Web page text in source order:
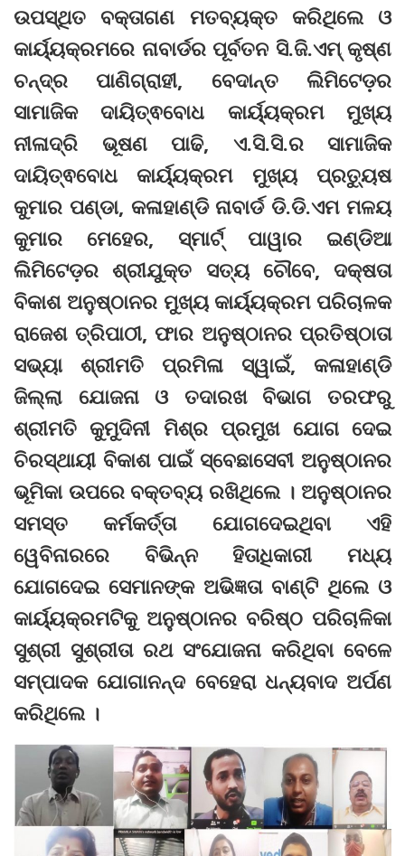
ଉପସ୍ଥିତ ବକ୍ତାଗଣ ମତବ୍ୟକ୍ତ କରିଥିଲେ ଓ
କାର୍ୟ୍ୟକ୍ରମରେ ନାବାର୍ଡର ପୂର୍ବତନ ସି.ଜି.ଏମ୍ କୃଷ୍ଣ
ଚନ୍ଦ୍ର ପାଣିଗ୍ରାହୀ, ବେଦାନ୍ତ ଲିମିଟେଡ଼ର
ସାମାଜିକ ଦାୟିତ୍ଵବୋଧ କାର୍ୟ୍ୟକ୍ରମ ମୁଖ୍ୟ
ନୀଳାଦ୍ରି ଭୂଷଣ ପାଢି, ଏ.ସି.ସି.ର ସାମାଜିକ
ଦାୟିତ୍ଵବୋଧ କାର୍ୟ୍ୟକ୍ରମ ମୁଖ୍ୟ ପ୍ରତ୍ୟୁଷ
କୁମାର ପଣ୍ଡା, କଳାହାଣ୍ଡି ନାବାର୍ଡ ଡି.ଡି.ଏମ ମଳୟ
କୁମାର ମେହେର, ସ୍ମାର୍ଟ୍ ପାୱାର ଇଣ୍ଡିଆ
ଲିମିଟେଡ଼ର ଶ୍ରୀଯୁକ୍ତ ସତ୍ୟ ଚୌବେ, ଦକ୍ଷତା
ବିକାଶ ଅନୁଷ୍ଠାନର ମୁଖ୍ୟ କାର୍ୟ୍ୟକ୍ରମ ପରିଚାଳକ
ରାଜେଶ ତ୍ରିପାଠୀ, ଫାର ଅନୁଷ୍ଠାନର ପ୍ରତିଷ୍ଠାତା
ସଭ୍ୟା ଶ୍ରୀମତି ପ୍ରମିଳା ସ୍ୱାଇଁ, କଳାହାଣ୍ଡି
ଜିଲ୍ଲା ଯୋଜନା ଓ ତଦାରଖ ବିଭାଗ ତରଫରୁ
ଶ୍ରୀମତି କୁମୁଦିନୀ ମିଶ୍ର ପ୍ରମୁଖ ଯୋଗ ଦେଇ
ଚିରସ୍ଥାୟୀ ବିକାଶ ପାଇଁ ସ୍ବେଛାସେବୀ ଅନୁଷ୍ଠାନର
ଭୂମିକା ଉପରେ ବକ୍ତବ୍ୟ ରଖିଥିଲେ । ଅନୁଷ୍ଠାନର
ସମସ୍ତ କର୍ମକର୍ତ୍ତା ଯୋଗଦେଇଥିବା ଏହି
ୱେବିନାରରେ ବିଭିନ୍ନ ହିତାଧିକାରୀ ମଧ୍ୟ
ଯୋଗଦେଇ ସେମାନଙ୍କ ଅଭିଜ୍ଞତା ବାଣ୍ଟି ଥିଲେ ଓ
କାର୍ୟ୍ୟକ୍ରମଟିକୁ ଅନୁଷ୍ଠାନର ବରିଷ୍ଠ ପରିଚାଳିକା
ସୁଶ୍ରୀ ସୁଶ୍ରୀତା ରଥ ସଂଯୋଜନା କରିଥିବା ବେଳେ
ସମ୍ପାଦକ ଯୋଗାନନ୍ଦ ବେହେରା ଧନ୍ୟବାଦ ଅର୍ପଣ
କରିଥିଲେ ।